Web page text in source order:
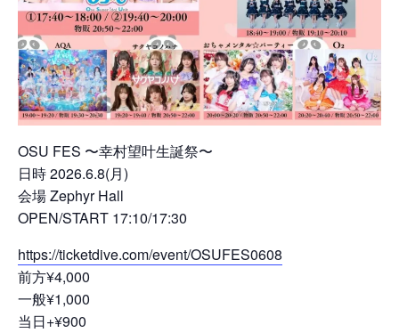
OSU FES 〜幸村望叶生誕祭〜
日時 2026.6.8(月)
会場 Zephyr Hall
OPEN/START 17:10/17:30
https://ticketdive.com/event/OSUFES0608
前方¥4,000
一般¥1,000
当日+¥900